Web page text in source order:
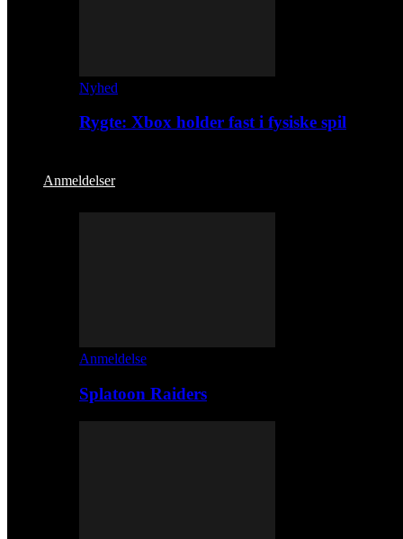
Nyhed
Rygte: Xbox holder fast i fysiske spil
Anmeldelser
Anmeldelse
Splatoon Raiders